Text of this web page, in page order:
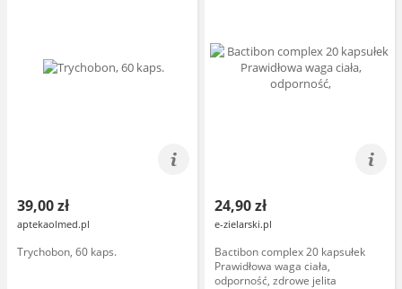
39,00 zł
aptekaolmed.pl
Trychobon, 60 kaps.
24,90 zł
e-zielarski.pl
Bactibon complex 20 kapsułek
Prawidłowa waga ciała,
odporność, zdrowe jelita